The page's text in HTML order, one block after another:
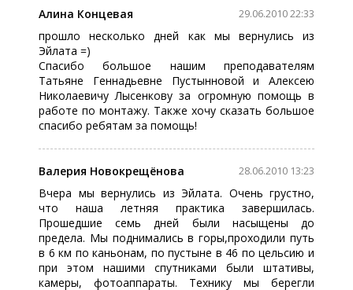
29.06.2010 22:33
Алина Концевая
прошло несколько дней как мы вернулись из
Эйлата =)
Спасибо большое нашим преподавателям
Татьяне Геннадьевне Пустынновой и Алексею
Николаевичу Лысенкову за огромную помощь в
работе по монтажу. Также хочу сказать большое
спасибо ребятам за помощь!
28.06.2010 13:23
Валерия Новокрещёнова
Вчера мы вернулись из Эйлата. Очень грустно,
что наша летняя практика завершилась.
Прошедшие семь дней были насыщены до
предела. Мы поднимались в горы,проходили путь
в 6 км по каньонам, по пустыне в 46 по цельсию и
при этом нашими спутниками были штативы,
камеры, фотоаппараты. Технику мы берегли